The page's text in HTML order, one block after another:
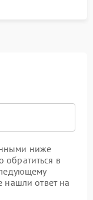
ниже
обратиться в
нашли ответ на